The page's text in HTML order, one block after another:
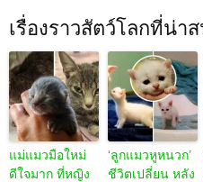
เรื่องราวสัตว์โลกที่น่า
แม่แมวมือใหม่
ดีใจมาก ที่หญิง
‘ลูกแมวหูหนวก’
ชีวิตเปลี่ยน หลัง